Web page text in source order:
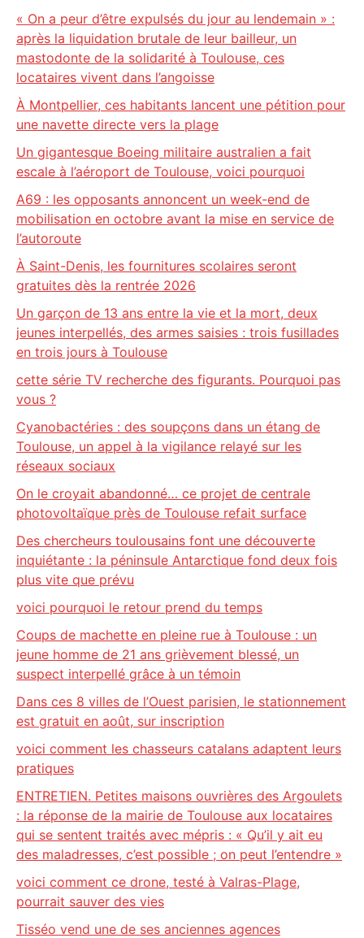
« On a peur d’être expulsés du jour au lendemain » :
après la liquidation brutale de leur bailleur, un
mastodonte de la solidarité à Toulouse, ces
locataires vivent dans l’angoisse
À Montpellier, ces habitants lancent une pétition pour
une navette directe vers la plage
Un gigantesque Boeing militaire australien a fait
escale à l’aéroport de Toulouse, voici pourquoi
A69 : les opposants annoncent un week-end de
mobilisation en octobre avant la mise en service de
l’autoroute
À Saint-Denis, les fournitures scolaires seront
gratuites dès la rentrée 2026
Un garçon de 13 ans entre la vie et la mort, deux
jeunes interpellés, des armes saisies : trois fusillades
en trois jours à Toulouse
cette série TV recherche des figurants. Pourquoi pas
vous ?
Cyanobactéries : des soupçons dans un étang de
Toulouse, un appel à la vigilance relayé sur les
réseaux sociaux
On le croyait abandonné… ce projet de centrale
photovoltaïque près de Toulouse refait surface
Des chercheurs toulousains font une découverte
inquiétante : la péninsule Antarctique fond deux fois
plus vite que prévu
voici pourquoi le retour prend du temps
Coups de machette en pleine rue à Toulouse : un
jeune homme de 21 ans grièvement blessé, un
suspect interpellé grâce à un témoin
Dans ces 8 villes de l’Ouest parisien, le stationnement
est gratuit en août, sur inscription
voici comment les chasseurs catalans adaptent leurs
pratiques
ENTRETIEN. Petites maisons ouvrières des Argoulets
: la réponse de la mairie de Toulouse aux locataires
qui se sentent traités avec mépris : « Qu’il y ait eu
des maladresses, c’est possible ; on peut l’entendre »
voici comment ce drone, testé à Valras-Plage,
pourrait sauver des vies
Tisséo vend une de ses anciennes agences